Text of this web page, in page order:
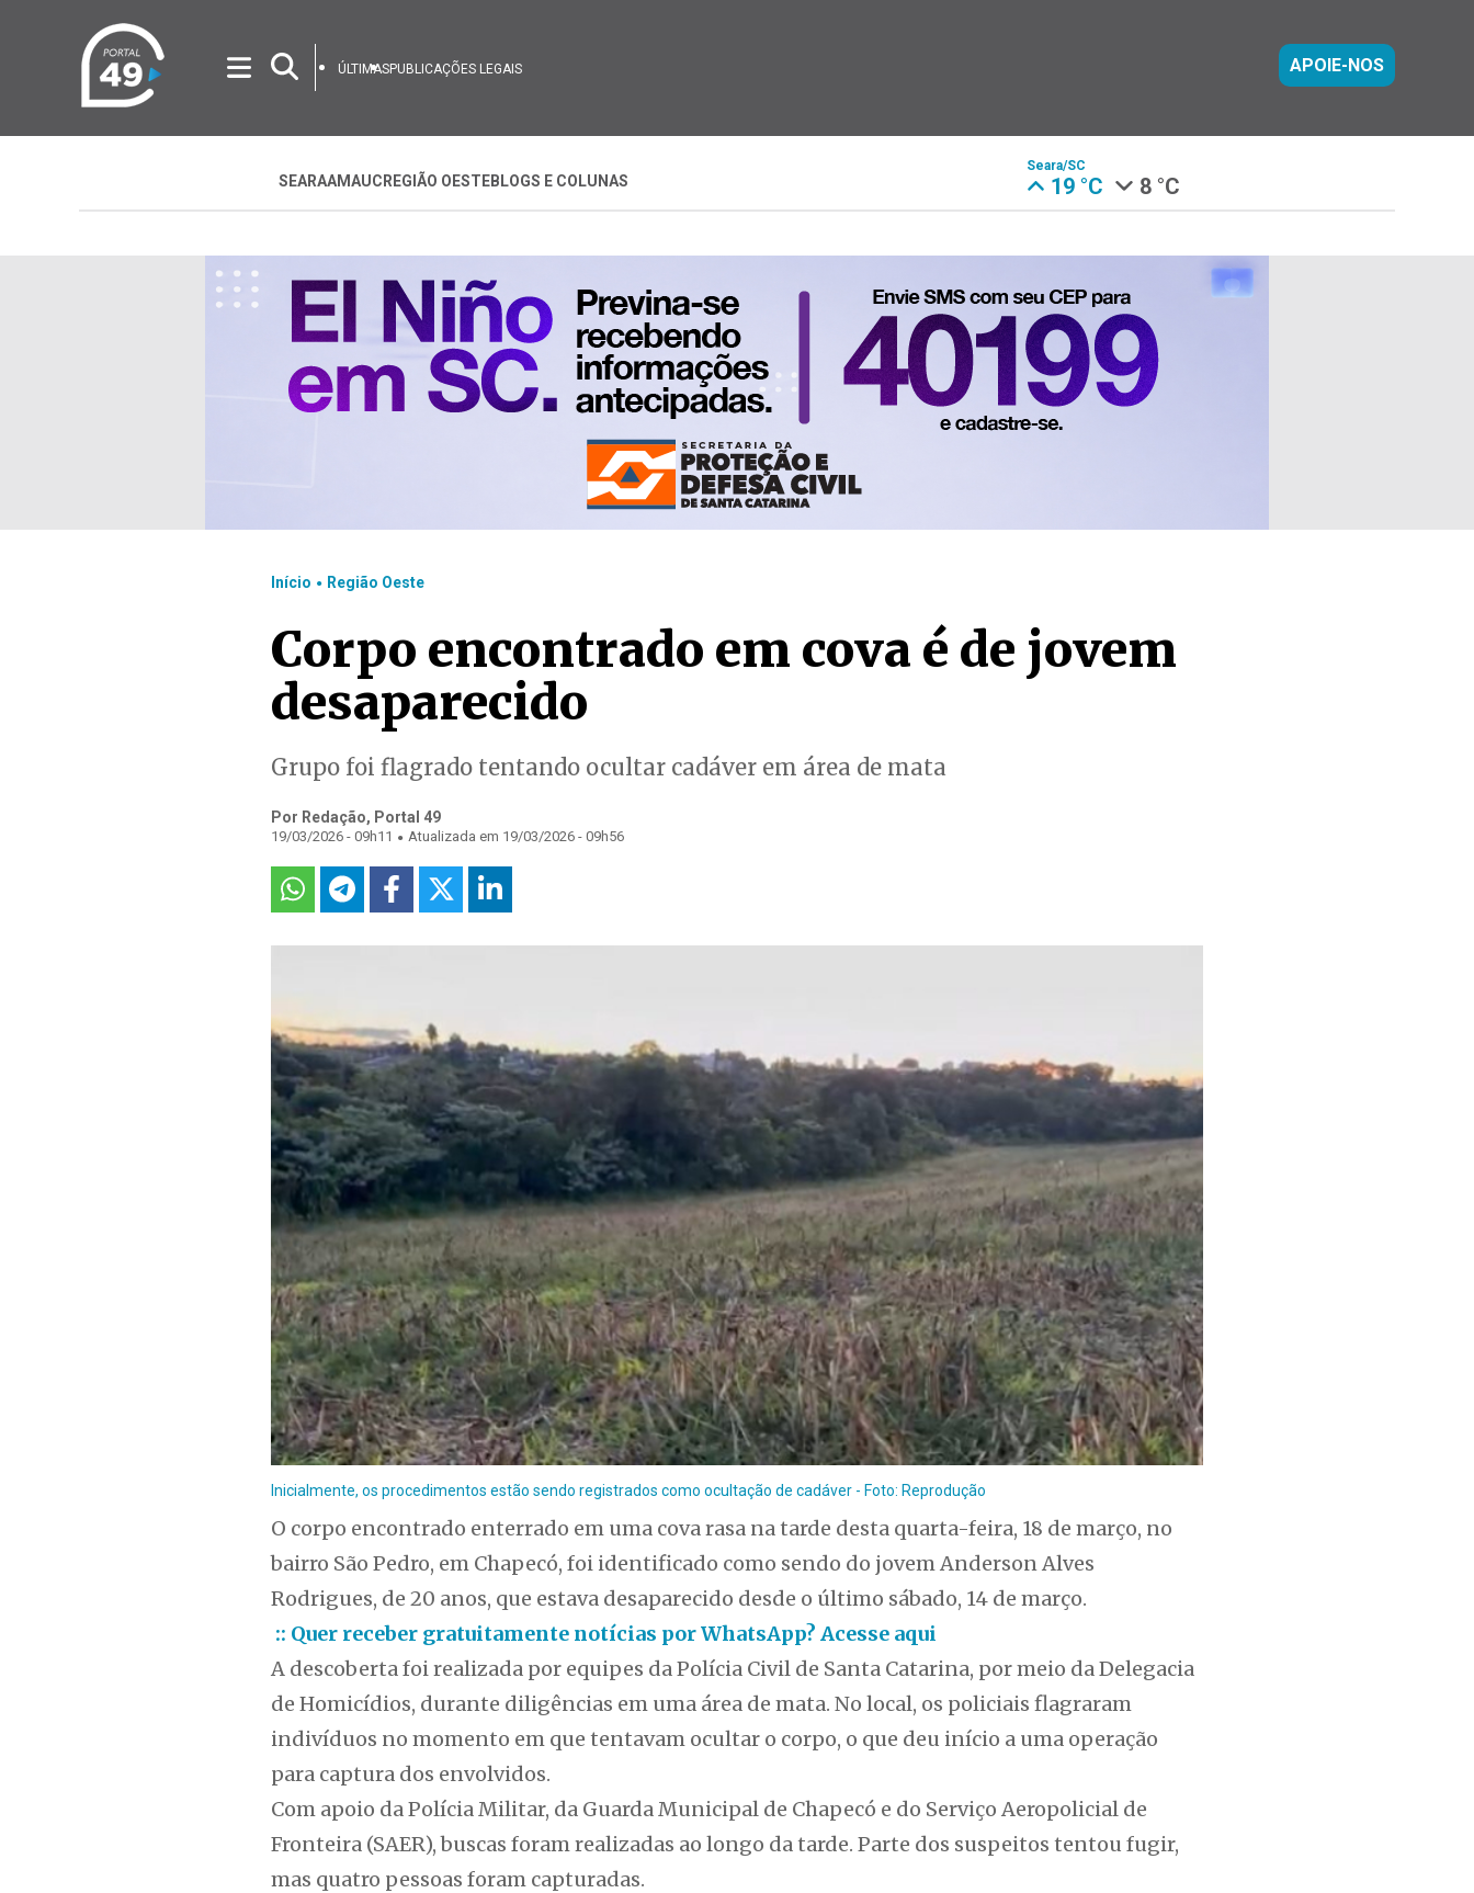
ÚLTIMASPUBLICAÇÕES LEGAIS APOIE-NOS
SEARAAMAUC REGIÃO OESTEBLOGS E COLUNAS
Seara/SC
19 °C 8 °C
Início . Região Oeste
Corpo encontrado em cova é de jovem
desaparecido
Grupo foi flagrado tentando ocultar cadáver em área de mata
Por Redação, Portal 49
19/03/2026 - 09h11 . Atualizada em 19/03/2026 - 09h56
Inicialmente, os procedimentos estão sendo registrados como ocultação de cadáver - Foto: Reprodução
O corpo encontrado enterrado em uma cova rasa na tarde desta quarta-feira, 18 de março, no
bairro São Pedro, em Chapecó, foi identificado como sendo do jovem Anderson Alves
Rodrigues, de 20 anos, que estava desaparecido desde o último sábado, 14 de março.
:: Quer receber gratuitamente notícias por WhatsApp? Acesse aqui
A descoberta foi realizada por equipes da Polícia Civil de Santa Catarina, por meio da Delegacia
de Homicídios, durante diligências em uma área de mata. No local, os policiais flagraram
indivíduos no momento em que tentavam ocultar o corpo, o que deu início a uma operação
para captura dos envolvidos.
Com apoio da Polícia Militar, da Guarda Municipal de Chapecó e do Serviço Aeropolicial de
Fronteira (SAER), buscas foram realizadas ao longo da tarde. Parte dos suspeitos tentou fugir,
mas quatro pessoas foram capturadas.